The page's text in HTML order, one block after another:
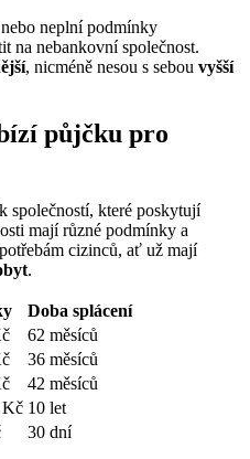
nebo neplní podmínky
na nebankovní společnost.
, nicméně nesou s sebou vyšší
půjčku pro
společností, které poskytují
mají různé podmínky a
cizinců, ať už mají
.
Doba splácení
62 měsíců
36 měsíců
42 měsíců
Kč 10 let
30 dní